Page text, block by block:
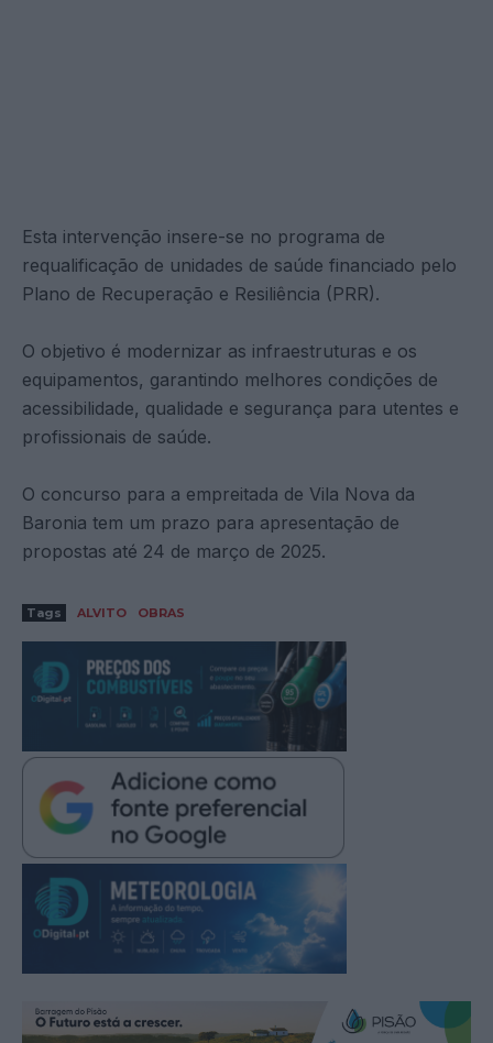
Esta intervenção insere-se no programa de
requalificação de unidades de saúde financiado pelo
Plano de Recuperação e Resiliência (PRR).
O objetivo é modernizar as infraestruturas e os
equipamentos, garantindo melhores condições de
acessibilidade, qualidade e segurança para utentes e
profissionais de saúde.
O concurso para a empreitada de Vila Nova da
Baronia tem um prazo para apresentação de
propostas até 24 de março de 2025.
Tags ALVITO OBRAS